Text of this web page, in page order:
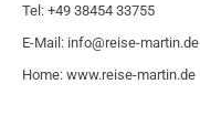
Tel: +49 38454 33755
E-Mail: info@reise-martin.de
Home: www.reise-martin.de